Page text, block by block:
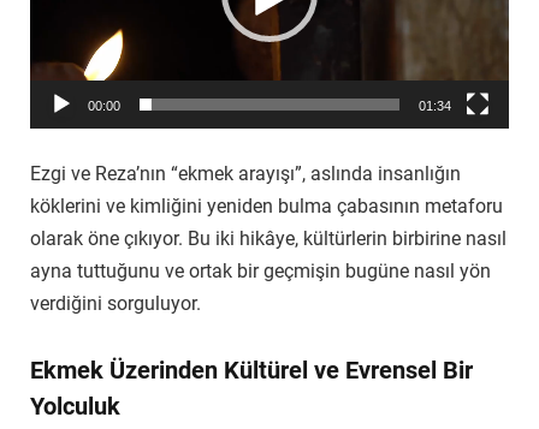
00:00 01:34
Ezgi ve Reza’nın “ekmek arayışı”, aslında insanlığın
köklerini ve kimliğini yeniden bulma çabasının metaforu
olarak öne çıkıyor. Bu iki hikâye, kültürlerin birbirine nasıl
ayna tuttuğunu ve ortak bir geçmişin bugüne nasıl yön
verdiğini sorguluyor.
Ekmek Üzerinden Kültürel ve Evrensel Bir
Yolculuk